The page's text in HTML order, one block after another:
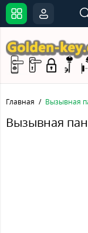
Главная Вызывная
Вызывная